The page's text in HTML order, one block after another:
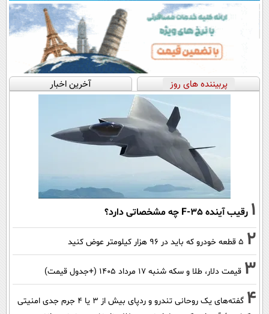
پربیننده های روز آخرین اخبار
1 رقیب آینده F-35 چه مشخصاتی دارد؟
2 ۵ قطعه خودرو که باید در ۹۶ هزار کیلومتر عوض کنید
3 قیمت دلار، طلا و سکه شنبه ۱۷ مرداد ۱۴۰۵ (+جدول قیمت)
4
گفته‌های یک روحانی تندرو و ردپای بیش از ۳ یا ۴ جرم جدی امنیتی